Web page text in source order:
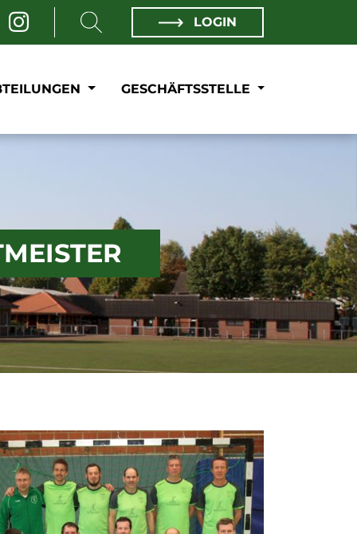
LOGIN
GESCHÄFTSSTELLE